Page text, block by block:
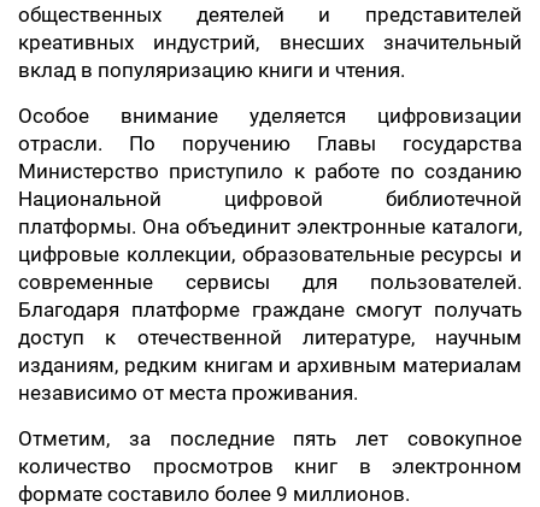
общественных деятелей и представителей
креативных индустрий, внесших значительный
вклад в популяризацию книги и чтения.
Особое внимание уделяется цифровизации
отрасли. По поручению Главы государства
Министерство приступило к работе по созданию
Национальной цифровой библиотечной
платформы. Она объединит электронные каталоги,
цифровые коллекции, образовательные ресурсы и
современные сервисы для пользователей.
Благодаря платформе граждане смогут получать
доступ к отечественной литературе, научным
изданиям, редким книгам и архивным материалам
независимо от места проживания.
Отметим, за последние пять лет совокупное
количество просмотров книг в электронном
формате составило более 9 миллионов.